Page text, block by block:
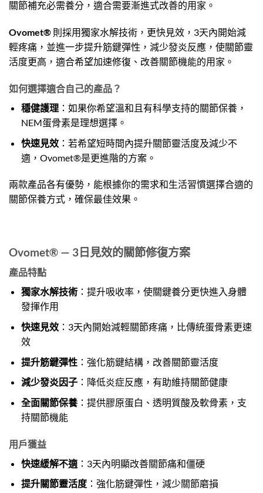
關節補充必需養分，適合需要漸進式改善的用家。
Ovomet® 則採用獨家水解技術，更快見效，3天內開始減
輕疼痛，並進一步提升筋鍵彈性，減少發炎反應，使關節靈
活度更高，適合希望加速修復、改善關節機能的用家。
如何選擇適合自己的產品？
穩健護理：如果你希望溫和且有科學支持的關節保養，
NEM蛋骨素是理想選擇。
快速見效：若希望短時間內提升關節靈活度及減少不
適，Ovomet®是更進階的方案。
兩款產品各有優勢，能根據你的需求和生活習慣選擇合適的
關節保養方式，確保最佳效果。
Ovomet® — 3日見效的關節修復方案
產品特點
獨家水解技術：提升吸收率，使關鍵養分更快進入身體
發揮作用
快速見效：3天內開始減輕關節疼痛，比傳統蛋骨素更速
效
提升筋鍵彈性：強化筋鍵結構，改善關節靈活度
減少發炎因子：降低炎症反應，有助維持關節健康
全面關節保養：提供膠原蛋白、透明質酸及軟骨素，支
持關節機能
用戶獲益
快速緩解不適：3天內明顯改善關節痛和僵硬
提升關節靈活度：強化筋鍵彈性，減少關節磨損